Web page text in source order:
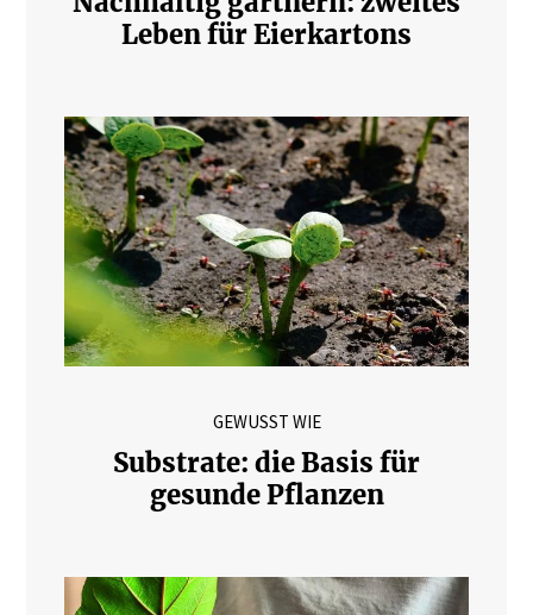
Leben für Eierkartons
GEWUSST WIE
Substrate: die Basis für
gesunde Pflanzen